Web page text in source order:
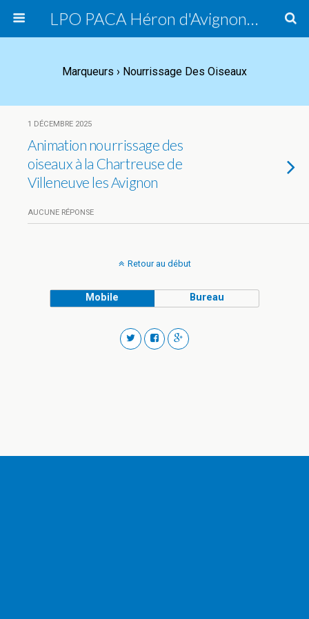
LPO PACA Héron d'Avignon, groupe local
Marqueurs › Nourrissage Des Oiseaux
1 DÉCEMBRE 2025
Animation nourrissage des
oiseaux à la Chartreuse de
Villeneuve les Avignon
AUCUNE RÉPONSE
Retour au début
Mobile Bureau